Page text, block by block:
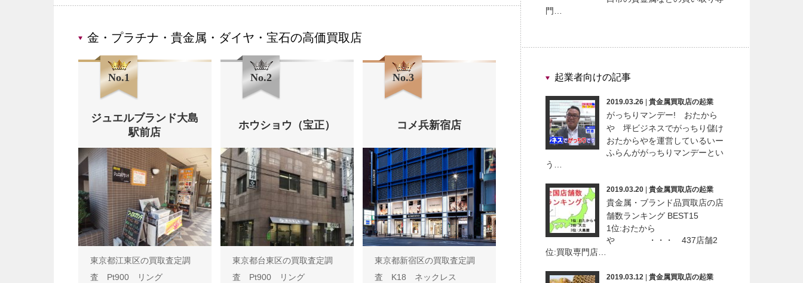
金・プラチナ・貴金属・ダイヤ・宝石の高価買取店
No.1
ジュエルブランド大島
駅前店
東京都江東区の買取査定調
査 Pt900 リング
No.2
ホウショウ（宝正）
東京都台東区の買取査定調
査 Pt900 リング
No.3
コメ兵新宿店
東京都新宿区の買取査定調
査 K18 ネックレス
門…
起業者向けの記事
2019.03.26 貴金属買取店の起業
がっちりマンデー! おたから
や 坪ビジネスでがっちり儲け
おたからやを運営しているいー
ふらんががっちりマンデーとい
う…
2019.03.20 貴金属買取店の起業
貴金属・ブランド品買取店の店
舗数ランキング BEST15
1位:おたから
や ・・・ 437店舗2
位:買取専門店…
2019.03.12 貴金属買取店の起業